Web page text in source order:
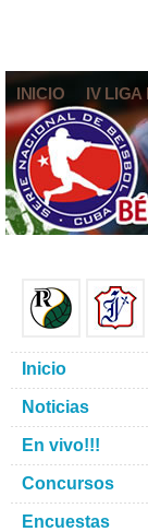
INICIO IV LIGA
Inicio
Noticias
En vivo!!!
Concursos
Encuestas